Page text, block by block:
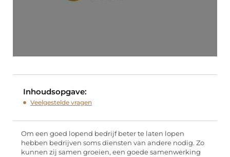
Inhoudsopgave:
Veelgestelde vragen
Om een goed lopend bedrijf beter te laten lopen
hebben bedrijven soms diensten van andere nodig. Zo
kunnen zij samen groeien, een goede samenwerking